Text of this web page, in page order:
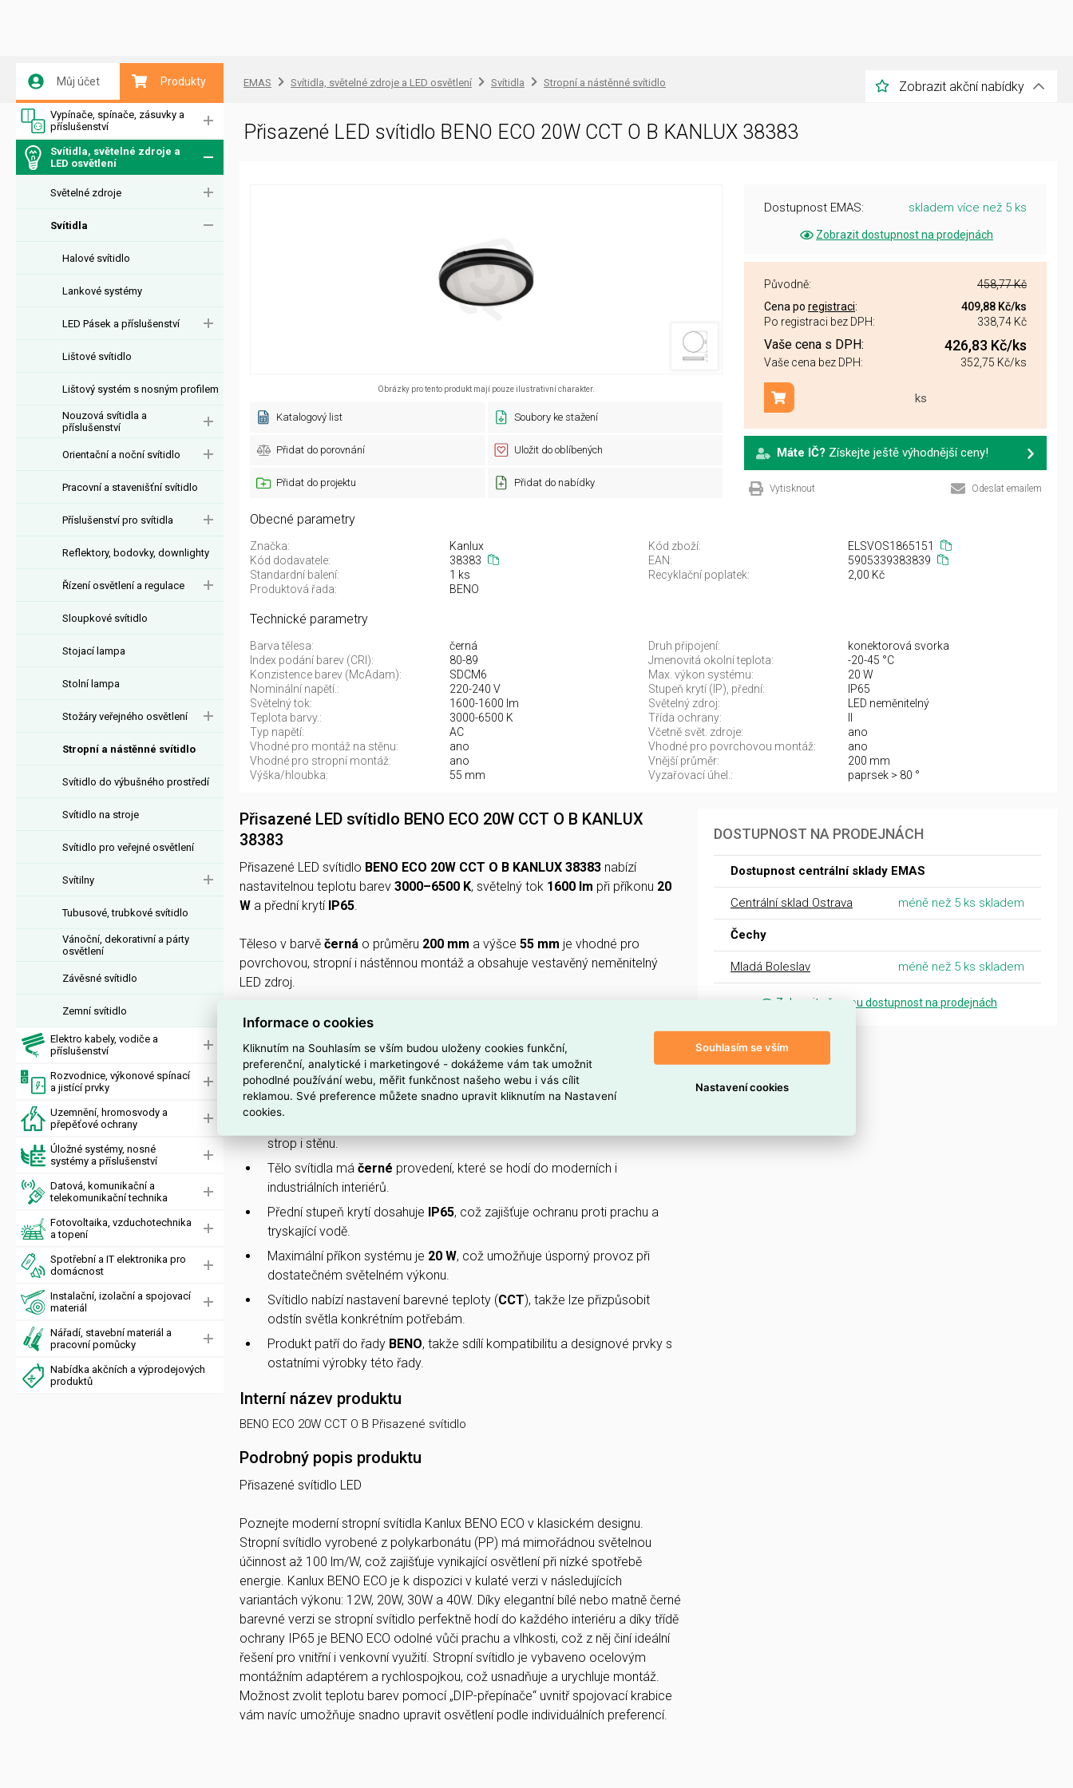
Můj účet Produkty
Vypínače, spínače, zásuvky a
příslušenství
Svítidla, světelné zdroje a
LED osvětlení
Světelné zdroje
Svítidla
Halové svítidlo
Lankové systémy
LED Pásek a příslušenství
Lištové svítidlo
Lištový systém s nosným profilem
Nouzová svítidla a
příslušenství
Orientační a noční svítidlo
Pracovní a stavenišťní svítidlo
Příslušenství pro svítidla
Reflektory, bodovky, downlighty
Řízení osvětlení a regulace
Sloupkové svítidlo
Stojací lampa
Stolní lampa
Stožáry veřejného osvětlení
Stropní a nástěnné svítidlo
Svítidlo do výbušného prostředí
Svítidlo na stroje
Svítidlo pro veřejné osvětlení
Svítilny
Tubusové, trubkové svítidlo
Vánoční, dekorativní a párty
osvětlení
Závěsné svítidlo
Zemní svítidlo
Elektro kabely, vodiče a
příslušenství
Rozvodnice, výkonové spínací
a jistící prvky
Uzemnění, hromosvody a
přepěťové ochrany
Úložné systémy, nosné
systémy a příslušenství
Datová, komunikační a
telekomunikační technika
Fotovoltaika, vzduchotechnika
a topení
Spotřební a IT elektronika pro
domácnost
Instalační, izolační a spojovací
materiál
Nářadí, stavební materiál a
pracovní pomůcky
Nabídka akčních a výprodejových
produktů
EMAS Svítidla, světelné zdroje a LED osvětlení Svítidla Stropní a nástěnné svítidlo Zobrazit akční nabídky
Přisazené LED svítidlo BENO ECO 20W CCT O B KANLUX 38383
Obrázky pro tento produkt mají pouze ilustrativní charakter.
Katalogový list Soubory ke stažení
Přidat do porovnání Uložit do oblíbených
Přidat do projektu Přidat do nabídky
Dostupnost EMAS: skladem více než 5 ks
Zobrazit dostupnost na prodejnách
Původně:
458,77 Kč
Cena po registraci: 409,88 Kč/ks
Po registraci bez DPH:
338,74 Kč
Vaše cena s DPH: 426,83 Kč/ks
Vaše cena bez DPH: 352,75 Kč/ks
ks
Přidat do košíku
Máte IČ? Získejte ještě výhodnější ceny!
Vytisknout Odeslat emailem
Obecné parametry
Značka: Kanlux Kód zboží:
ELSVOS1865151
Kód dodavatele:
38383 EAN:
5905339383839
Standardní balení:
1 ks Recyklační poplatek:
2,00 Kč
Produktová řada:
BENO
Technické parametry
Barva tělesa: černá Druh připojení:
konektorová svorka
Index podání barev (CRI):
80-89 Jmenovitá okolní teplota:
-20-45 °C
Konzistence barev (McAdam):
SDCM6 Max. výkon systému:
20 W
Nominální napětí.:
220-240 V Stupeň krytí (IP), přední:
IP65
Světelný tok:
1600-1600 lm Světelný zdroj:
LED neměnitelný
Teplota barvy.:
3000-6500 K Třída ochrany:
Typ napětí:
AC Včetně svět. zdroje:
ano
Vhodné pro montáž na stěnu:
ano Vhodné pro povrchovou montáž:
ano
Vhodné pro stropní montáž:
ano Vnější průměr:
200 mm
Výška/hloubka:
55 mm Vyzařovací úhel.: paprsek > 80 °
Přisazené LED svítidlo BENO ECO 20W CCT O B KANLUX
38383
Přisazené LED svítidlo BENO ECO 20W CCT O B KANLUX 38383 nabízí
nastavitelnou teplotu barev 3000–6500 K, světelný tok 1600 lm při příkonu 20
W a přední krytí IP65.
Těleso v barvě černá o průměru 200 mm a výšce 55 mm je vhodné pro
povrchovou, stropní i nástěnnou montáž a obsahuje vestavěný neměnitelný
LED zdroj.
Svítidlo má napájení220–240 V
svorku
, vyzařovací úhel > 80° , konzistenci barev
provozní teplotu-20–45 °C.
PROČ SI VYBRAT TOTO PŘISAZENÉ LED SVÍTIDLO?
strop i stěnu.
Tělo svítidla má černé provedení, které se hodí do moderních i
industriálních interiérů.
Přední stupeň krytí dosahuje IP65, což zajišťuje ochranu proti prachu a
tryskající vodě.
Maximální příkon systému je 20 W, což umožňuje úsporný provoz při
dostatečném světelném výkonu.
Svítidlo nabízí nastavení barevné teploty (CCT), takže lze přizpůsobit
odstín světla konkrétním potřebám.
Produkt patří do řady BENO, takže sdílí kompatibilitu a designové prvky s
ostatními výrobky této řady.
Interní název produktu
BENO ECO 20W CCT O B Přisazené svítidlo
Podrobný popis produktu
Přisazené svítidlo LED
Poznejte moderní stropní svítidla Kanlux BENO ECO v klasickém designu.
Stropní svítidlo vyrobené z polykarbonátu (PP) má mimořádnou světelnou
účinnost až 100 lm/W, což zajišťuje vynikající osvětlení při nízké spotřebě
energie. Kanlux BENO ECO je k dispozici v kulaté verzi v následujících
variantách výkonu: 12W, 20W, 30W a 40W. Díky elegantní bílé nebo matně černé
barevné verzi se stropní svítidlo perfektně hodí do každého interiéru a díky třídě
ochrany IP65 je BENO ECO odolné vůči prachu a vlhkosti, což z něj činí ideální
řešení pro vnitřní i venkovní využití. Stropní svítidlo je vybaveno ocelovým
montážním adaptérem a rychlospojkou, což usnadňuje a urychluje montáž.
Možnost zvolit teplotu barev pomocí „DIP-přepínače“ uvnitř spojovací krabice
vám navíc umožňuje snadno upravit osvětlení podle individuálních preferencí.
DOSTUPNOST NA PRODEJNÁCH
Dostupnost centrální sklady EMAS
Centrální sklad Ostrava méně než 5 ks skladem
Čechy
Mladá Boleslav méně než 5 ks skladem
Zobrazit přesnou dostupnost na prodejnách
Informace o cookies
Kliknutím na Souhlasím se vším budou uloženy cookies funkční,
preferenční, analytické i marketingové - dokážeme vám tak umožnit
pohodlné používání webu, měřit funkčnost našeho webu i vás cílit
reklamou. Své preference můžete snadno upravit kliknutím na Nastavení
cookies.
Souhlasím se vším
Nastavení cookies